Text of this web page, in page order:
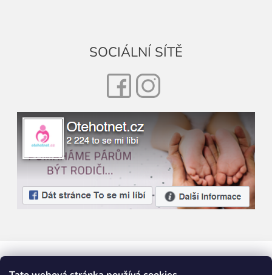
SOCIÁLNÍ SÍTĚ
FacebookInstagram